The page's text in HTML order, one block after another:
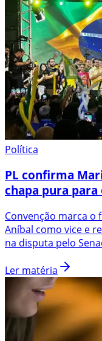
Política
PL confirma
chapa pura para
Convenção marca o
Aníbal como vice e
na disputa pelo
Ler matéria